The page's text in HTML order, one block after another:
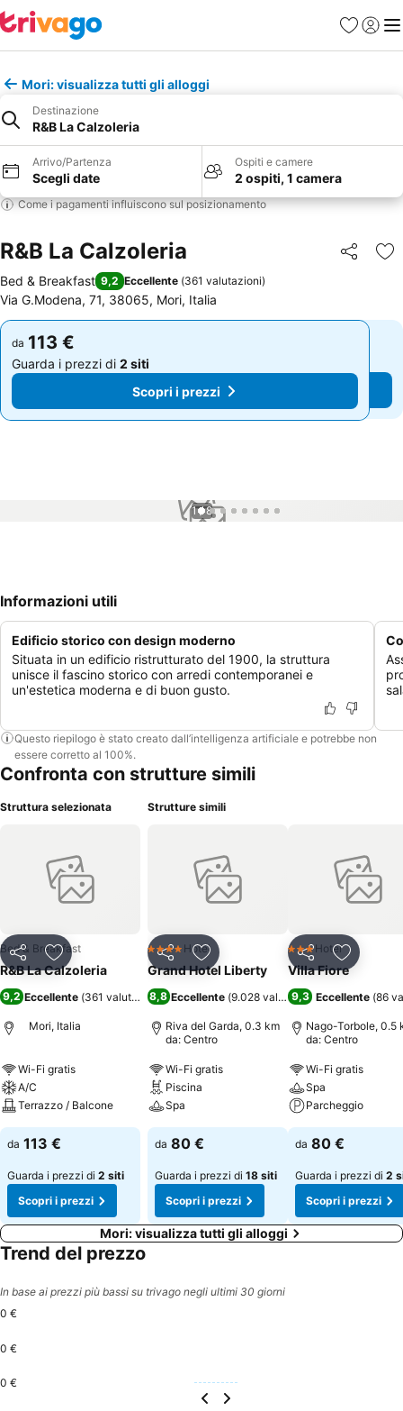
PreferitiAccedi
Mori: visualizza tutti gli alloggi
Destinazione
R&B La Calzoleria
Arrivo/Partenza
Scegli date
Ospiti e camere
2 ospiti, 1 camera
Come i pagamenti influiscono sul posizionamento
R&B La Calzoleria Condividi
Bed & Breakfast 9,2 Eccellente (361 valutazioni)
Via G.Modena, 71, 38065, Mori, Italia
da 113 €
Guarda i prezzi di 2 siti
Scopri i prezzi
da 113 €
Guarda i prezzi di 2 siti
Scopri i prezzi
1 / 8
Informazioni utili
Edificio storico con design moderno
Situata in un edificio ristrutturato del 1900, la struttura
unisce il fascino storico con arredi contemporanei e
un'estetica moderna e di buon gusto.
Questo riepilogo è stato creato dall’intelligenza artificiale e potrebbe non
essere corretto al 100%.
Confronta con strutture simili
Struttura selezionata
CondividiAggiungi ai preferiti
Bed & Breakfast
R&B La Calzoleria
9,2 Eccellente (361 valutazioni)
Mori, Italia
Wi-Fi gratis
A/C
Terrazzo / Balcone
da 113 €
Guarda i prezzi di 2 siti
Scopri i prezzi
Strutture simili
CondividiAggiungi ai preferiti
4 StelleHotel
Grand Hotel Liberty
8,8 Eccellente (9.028 valutazioni)
Riva del Garda, 0.3 km
da: Centro
Wi-Fi gratis
Piscina
Spa
da 80 €
Guarda i prezzi di 18 siti
Scopri i prezzi
Condividi
3 StelleHotel
Villa Fiore
9,3 Eccellente (86
Nago-Torbole, 0.5
da: Centro
Wi-Fi gratis
Spa
Parcheggio
da 80 €
Guarda i prezzi di 2
Scopri i prezzi
Mori: visualizza tutti gli alloggi
Trend del prezzo
In base ai prezzi più bassi su trivago negli ultimi 30 giorni
0 €
0 €
0 €